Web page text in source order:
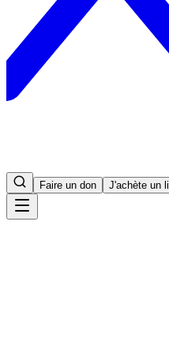
Faire un don J'achète un